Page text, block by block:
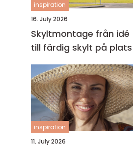
inspiration
16. July 2026
Skyltmontage från idé
till färdig skylt på plats
inspiration
11. July 2026